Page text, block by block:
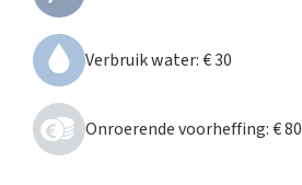
Verbruik water:€ 30
Onroerende voorheffing:€ 80